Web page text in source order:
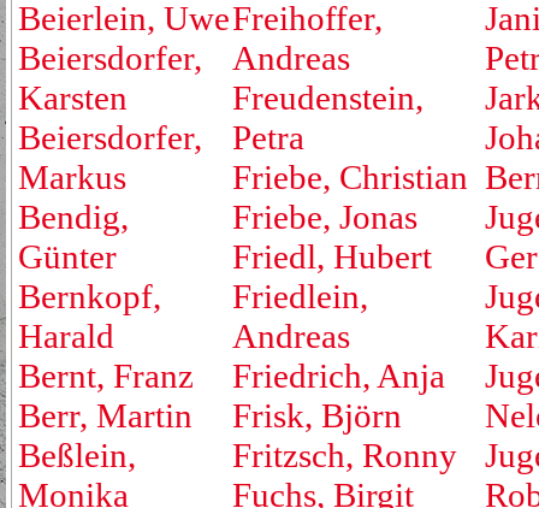
Beierlein, Uwe
Beiersdorfer,
Karsten
Beiersdorfer,
Markus
Bendig,
Günter
Bernkopf,
Harald
Bernt, Franz
Berr, Martin
Beßlein,
Monika
Freihoffer,
Andreas
Freudenstein,
Petra
Friebe, Christian
Friebe, Jonas
Friedl, Hubert
Friedlein,
Andreas
Friedrich, Anja
Frisk, Björn
Fritzsch, Ronny
Fuchs, Birgit